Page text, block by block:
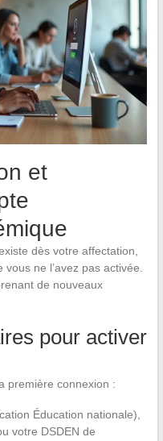
et
dès votre affectation,
ne l’avez pas activée.
de nouveaux
pour activer
première connexion :
Éducation nationale),
votre DSDEN de